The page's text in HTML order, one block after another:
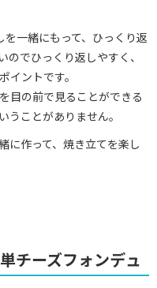
一緒にもって、ひっくり返
でひっくり返しやすく、
イントです。
目の前で見ることができる
うことがありません。
に作って、焼き立てを楽し
チーズフォンデュ